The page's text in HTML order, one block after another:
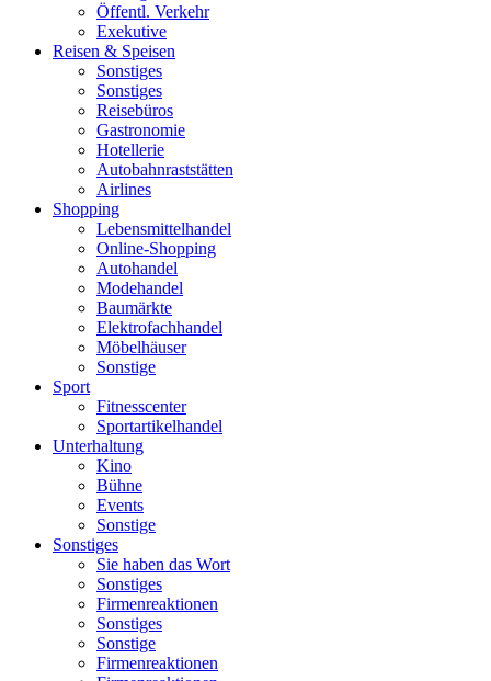
Öffentl. Verkehr
Exekutive
Reisen & Speisen
Sonstiges
Sonstiges
Reisebüros
Gastronomie
Hotellerie
Autobahnraststätten
Airlines
Shopping
Lebensmittelhandel
Online-Shopping
Autohandel
Modehandel
Baumärkte
Elektrofachhandel
Möbelhäuser
Sonstige
Sport
Fitnesscenter
Sportartikelhandel
Unterhaltung
Kino
Bühne
Events
Sonstige
Sonstiges
Sie haben das Wort
Sonstiges
Firmenreaktionen
Sonstiges
Sonstige
Firmenreaktionen